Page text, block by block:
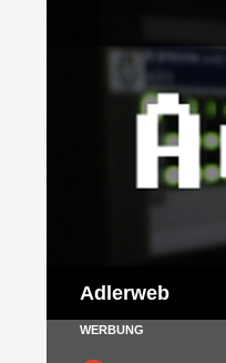
Adlerweb
WERBUNG